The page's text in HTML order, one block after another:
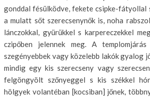
gonddal fésülködve, fekete csipke-fátyollal
a mulatt sőt szerecsenynők is, noha
lánczokkal, gyürükkel s karpereczekkel
czipőben jelennek meg. A
szegényebbek vagy közelebb lakók gyalog
mindig egy kis szerecseny vagy
felgöngyölt szőnyeggel s kis székkel
hölgyek volantéban [kocsiban] jőnek,